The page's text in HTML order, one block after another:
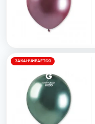
ЗАКАНЧИВАЕТСЯ